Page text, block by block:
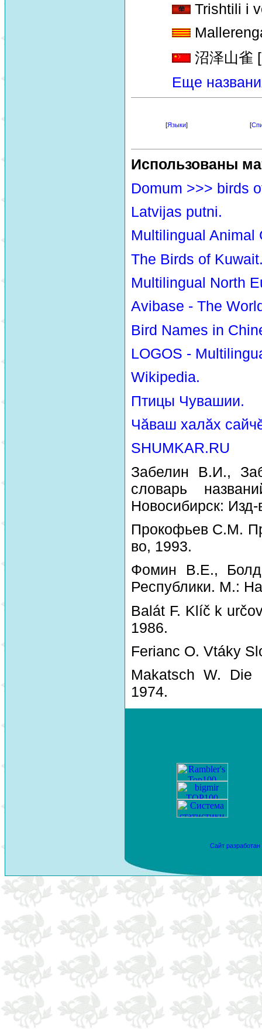
Trishtili i
沼泽山雀
Еще
[Языки] [
Использованы
Domum >>> birds
Latvijas putni.
Multilingual Animal
The Birds of
Multilingual North
Avibase - The
Bird Names in
LOGOS -
Wikipedia.
Птицы Чувашии.
Чăваш халăх
SHUMKAR.RU
Забелин В.И.,
словарь
Новосибирск:
Прокофьев С.М.
во, 1993.
Фомин В.Е., Болд
Республики. М.:
Balát F. Klíč k
1986.
Ferianc O. Vtáky
Makatsch W. Die
1974.
Сайт